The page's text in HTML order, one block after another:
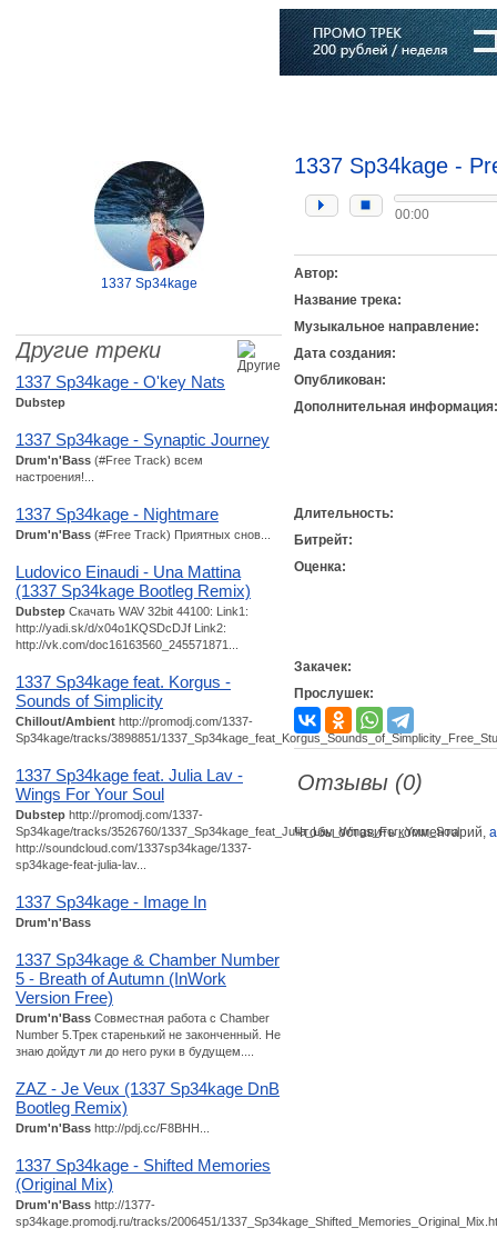
1337 Sp34kage
Другие треки
1337 Sp34kage - O'key Nats
Dubstep
1337 Sp34kage - Synaptic Journey
Drum'n'Bass (#Free Track) всем
настроения!...
1337 Sp34kage - Nightmare
Drum'n'Bass (#Free Track) Приятных снов...
Ludovico Einaudi - Una Mattina
(1337 Sp34kage Bootleg Remix)
Dubstep Скачать WAV 32bit 44100: Link1:
http://yadi.sk/d/x04o1KQSDcDJf Link2:
http://vk.com/doc16163560_245571871...
1337 Sp34kage feat. Korgus -
Sounds of Simplicity
Chillout/Ambient http://promodj.com/1337-
Sp34kage/tracks/3898851/
1337 Sp34kage feat. Julia Lav -
Wings For Your Soul
Dubstep http://promodj.com/1337-
Sp34kage/tracks/3526760/1337_Sp34kage_feat_Julia_Lav_Wings_For_Your_Soul
http://soundcloud.com/1337sp34kage/1337-
sp34kage-feat-julia-lav...
1337 Sp34kage - Image In
Drum'n'Bass
1337 Sp34kage & Chamber Number
5 - Breath of Autumn (InWork
Version Free)
Drum'n'Bass Совместная работа с Chamber
Number 5.Трек старенький не законченный. Не
знаю дойдут ли до него руки в будущем....
ZAZ - Je Veux (1337 Sp34kage DnB
Bootleg Remix)
Drum'n'Bass http://pdj.cc/F8BHH...
1337 Sp34kage - Shifted Memories
(Original Mix)
Drum'n'Bass http://1377-
sp34kage.promodj.ru/tracks/2006451/
1337 Sp34kage -
00:00
Автор:
Название трека:
Музыкальное направление:
Дата создания:
Опубликован:
Дополнительная информация:
Длительность:
Битрейт:
Оценка:
Закачек:
Прослушек:
Отзывы (0)
Чтобы оставить комментарий,